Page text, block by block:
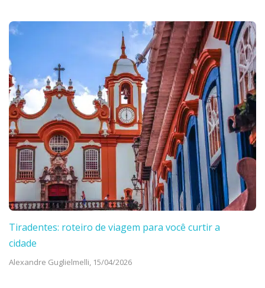
Tiradentes: roteiro de viagem para você curtir a
cidade
Alexandre Guglielmelli, 15/04/2026